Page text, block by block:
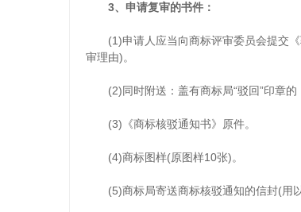
3、申请复审的书件：
(1)申请人应当向商标评审委员会提交《
审理由)。
(2)同时附送：盖有商标局“驳回”印章的
(3)《商标核驳通知书》原件。
(4)商标图样(原图样10张)。
(5)商标局寄送商标核驳通知的信封(用以